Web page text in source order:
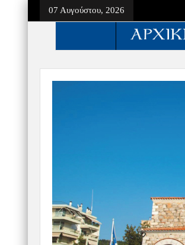
07 Αυγούστου, 2026